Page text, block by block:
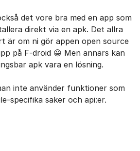
det vore bra med en app som
direkt via en apk. Det allra
är om ni gör appen open source
på F-droid 😀 Men annars kan
apk vara en lösning.
inte använder funktioner som
specifika saker och api:er.